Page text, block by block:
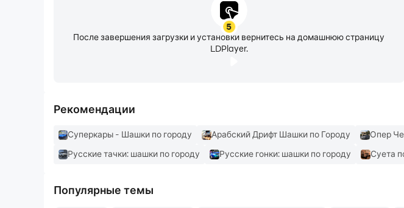
5
После завершения загрузки и установки вернитесь на домашнюю страницу
LDPlayer.
Рекомендации
Суперкары - Шашки по городу Арабский Дрифт Шашки по Городу Опер
Русские тачки: шашки по городу
Русские гонки: шашки по городу Суета
Популярные темы